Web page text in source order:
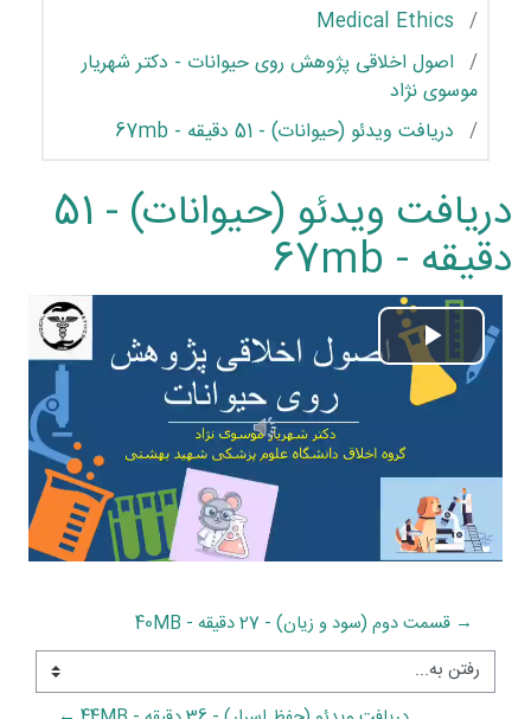
Medical Ethics
اصول اخلاقی پژوهش روی حیوانات - دکتر شهریار
موسوی نژاد
دریافت ویدئو (حیوانات) - 51 دقیقه - 67mb
دریافت ویدئو (حیوانات) - 51
دقیقه - 67mb
پخش
ویدیو
→ قسمت دوم (سود و زیان) - 27 دقیقه - 40MB
رفتن به...